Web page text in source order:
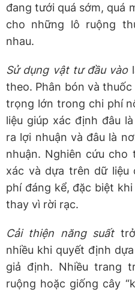
đang tưới quá sớm, quá
cho những lô ruộng
nhau.
Sử dụng vật tư đầu vào
theo. Phân bón và
trọng lớn trong chi phí
liệu giúp xác định đâu
ra lợi nhuận và đâu là
nhuận. Nghiên cứu
xác và dựa trên dữ
phí đáng kể, đặc biệt
thay vì rời rạc.
Cải thiện năng suấttrở
nhiều khi quyết định
giả định. Nhiều trang
ruộng hoặc giống cây